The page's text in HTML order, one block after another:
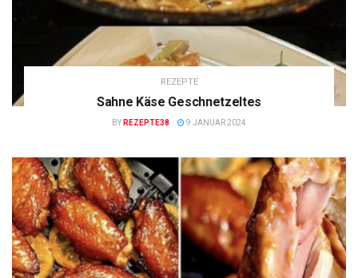
REZEPTE
Sahne Käse Geschnetzeltes
BY REZEPTE38 9 JANUAR 2024